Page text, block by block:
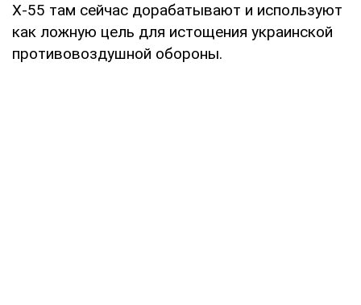
Х-55 там сейчас дорабатывают и используют
как ложную цель для истощения украинской
противовоздушной обороны.